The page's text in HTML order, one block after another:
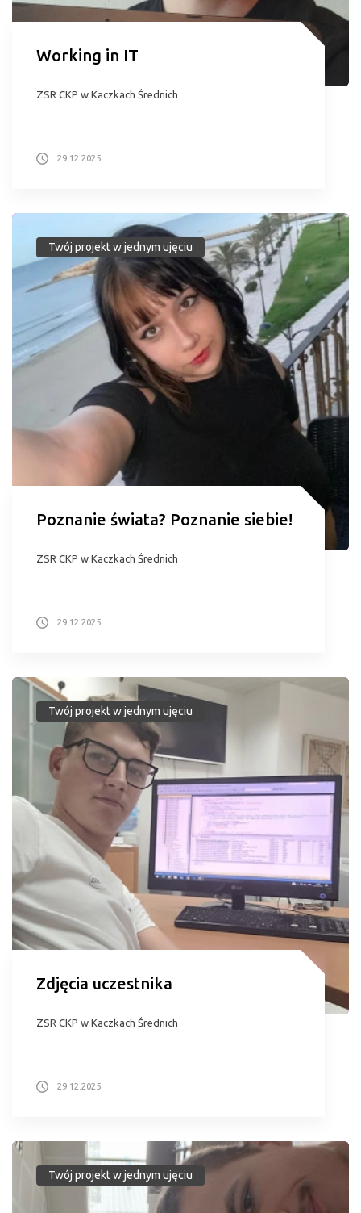
Working in IT
ZSR CKP w Kaczkach Średnich
29.12.2025
Twój projekt w jednym ujęciu
Poznanie świata? Poznanie siebie!
ZSR CKP w Kaczkach Średnich
29.12.2025
Twój projekt w jednym ujęciu
Zdjęcia uczestnika
ZSR CKP w Kaczkach Średnich
29.12.2025
Twój projekt w jednym ujęciu